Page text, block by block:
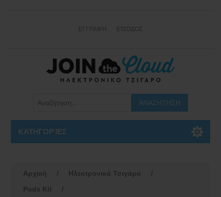
ΕΓΓΡΑΦΉ ΕΊΣΟΔΟΣ
ΚΑΤΗΓΟΡΊΕΣ
Αρχική / Ηλεκτρονικά Τσιγάρα
/
Pods Kit
/